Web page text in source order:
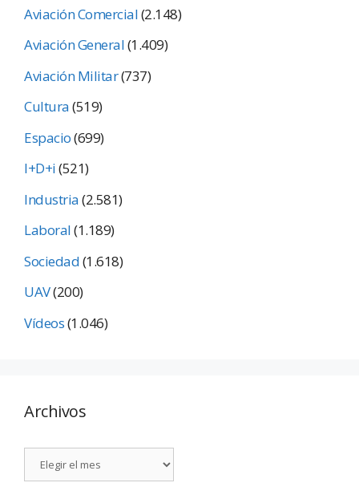
Aviación Comercial(2.148)
Aviación General(1.409)
Aviación Militar(737)
Cultura(519)
Espacio(699)
I+D+i(521)
Industria(2.581)
Laboral(1.189)
Sociedad(1.618)
UAV(200)
Vídeos(1.046)
Archivos